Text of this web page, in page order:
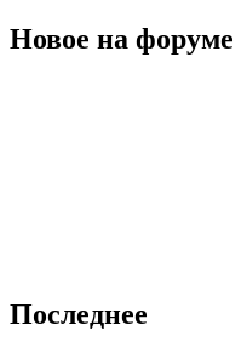
Новое на форуме
Последнее